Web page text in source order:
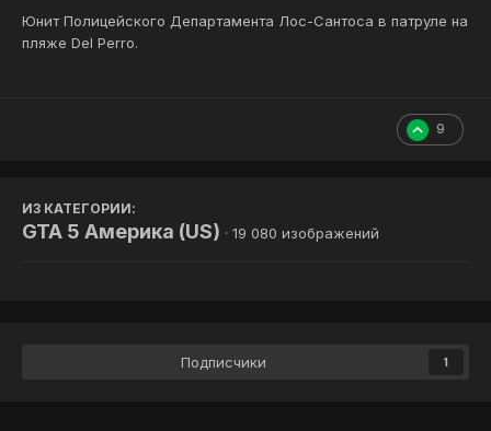
Юнит Полицейского Департамента Лос-Сантоса в патруле на
пляже Del Perro.
9
ИЗ КАТЕГОРИИ:
GTA 5 Америка (US) · 19 080 изображений
Подписчики 1